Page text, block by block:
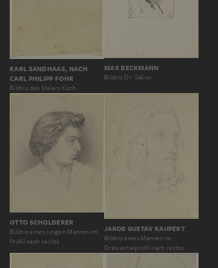
KARL SANDHAAS, NACH
CARL PHILIPP FOHR
Bildnis des Malers Koch
MAX BECKMANN
Bildnis Dr. Sakon
OTTO SCHOLDERER
Bildnis eines jungen Mannes im
Profil nach rechts
JAKOB GUSTAV KAUPERT
Bildnis eines Mannes im
Dreiviertelprofil nach rechts